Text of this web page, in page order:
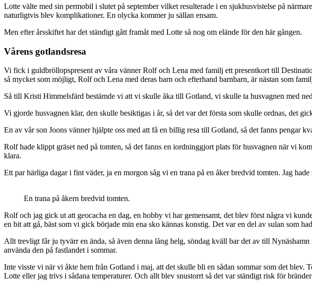
Lotte välte med sin permobil i slutet på september vilket resulterade i en sjukhusvistelse på
naturligtvis blev komplikationer. En olycka kommer ju sällan ensam.
Men efter årsskiftet har det ständigt gått framåt med Lotte så nog om elände för den här gången.
Vårens gotlandsresa
Vi fick i guldbröllopspresent av våra vänner Rolf och Lena med familj ett presentkort till
så mycket som möjligt, Rolf och Lena med deras barn och efterhand barnbarn, är nästan som
Så till Kristi Himmelsfärd bestämde vi att vi skulle åka till Gotland, vi skulle ta husvagnen med
Vi gjorde husvagnen klar, den skulle besiktigas i år, så det var det första som skulle ordnas, det
En av vår son Joons vänner hjälpte oss med att få en billig resa till Gotland, så det fanns pengar
Rolf hade klippt gräset ned på tomten, så det fanns en iordninggjort plats för husvagnen när vi
klara.
Ett par härliga dagar i fint väder, ja en morgon såg vi en trana på en åker bredvid tomten. Jag
En trana på åkern bredvid tomten.
Rolf och jag gick ut att geocacha en dag, en hobby vi har gemensamt, det blev först några vi
en bit att gå, bäst som vi gick började min ena sko kännas konstig. Det var en del av sulan som
Allt trevligt får ju tyvärr en ända, så även denna lång helg, söndag kväll bar det av till
använda den på fastlandet i sommar.
Inte visste vi när vi åkte hem från Gotland i maj, att det skulle bli en sådan sommar som det blev.
Lotte eller jag trivs i sådana temperaturer. Och allt blev snustorrt så det var ständigt risk för